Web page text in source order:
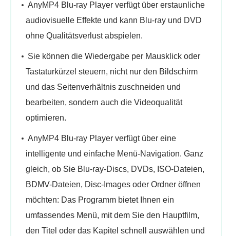
AnyMP4 Blu-ray Player verfügt über erstaunliche
audiovisuelle Effekte und kann Blu-ray und DVD
ohne Qualitätsverlust abspielen.
Sie können die Wiedergabe per Mausklick oder
Tastaturkürzel steuern, nicht nur den Bildschirm
und das Seitenverhältnis zuschneiden und
bearbeiten, sondern auch die Videoqualität
optimieren.
AnyMP4 Blu-ray Player verfügt über eine
intelligente und einfache Menü-Navigation. Ganz
gleich, ob Sie Blu-ray-Discs, DVDs, ISO-Dateien,
BDMV-Dateien, Disc-Images oder Ordner öffnen
möchten: Das Programm bietet Ihnen ein
umfassendes Menü, mit dem Sie den Hauptfilm,
den Titel oder das Kapitel schnell auswählen und